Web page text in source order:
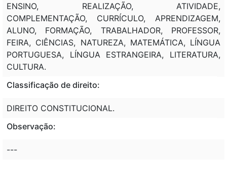
ENSINO, REALIZAÇÃO, ATIVIDADE,
COMPLEMENTAÇÃO, CURRÍCULO, APRENDIZAGEM,
ALUNO, FORMAÇÃO, TRABALHADOR, PROFESSOR,
FEIRA, CIÊNCIAS, NATUREZA, MATEMÁTICA, LÍNGUA
PORTUGUESA, LÍNGUA ESTRANGEIRA, LITERATURA,
CULTURA.
Classificação de direito:
DIREITO CONSTITUCIONAL.
Observação:
---